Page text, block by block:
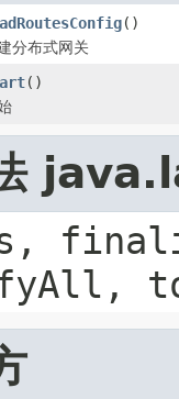
()
分布式网关
()
法